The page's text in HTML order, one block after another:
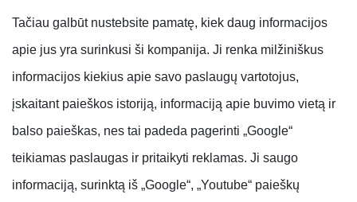
Tačiau galbūt nustebsite pamatę, kiek daug informacijos
apie jus yra surinkusi ši kompanija. Ji renka milžiniškus
informacijos kiekius apie savo paslaugų vartotojus,
įskaitant paieškos istoriją, informaciją apie buvimo vietą ir
balso paieškas, nes tai padeda pagerinti „Google“
teikiamas paslaugas ir pritaikyti reklamas. Ji saugo
informaciją, surinktą iš „Google“, „Youtube“ paieškų